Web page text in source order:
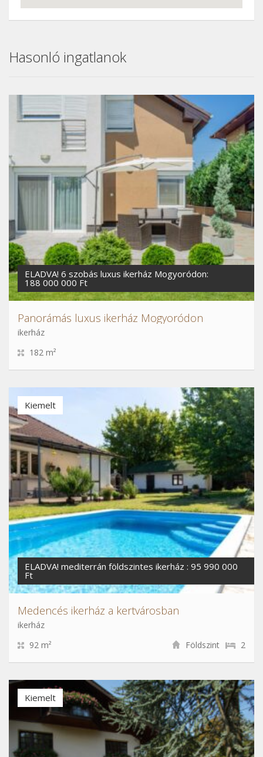
Hasonló ingatlanok
ELADVA! 6 szobás luxus ikerház Mogyoródon:
188 000 000 Ft
Panorámás luxus ikerház Mogyoródon
ikerház
182 m²
ELADVA! mediterrán földszintes ikerház : 95 990 000
Ft
Kiemelt
Medencés ikerház a kertvárosban
ikerház
92 m²
2
Földszint
Kiemelt